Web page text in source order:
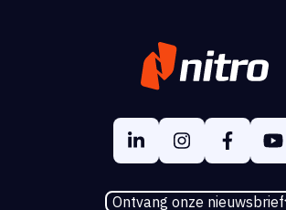
Ontvang onze nieuwsbrief